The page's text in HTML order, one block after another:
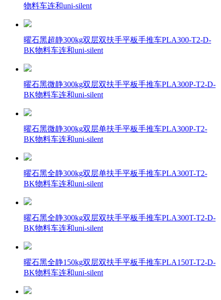
物料车连和uni-silent
曜石黑超静300kg双层双扶手平板手推车PLA300-T2-D-
BK物料车连和uni-silent
曜石黑微静300kg双层双扶手平板手推车PLA300P-T2-D-
BK物料车连和uni-silent
曜石黑微静300kg双层单扶手平板手推车PLA300P-T2-
BK物料车连和uni-silent
曜石黑全静300kg双层单扶手平板手推车PLA300T-T2-
BK物料车连和uni-silent
曜石黑全静300kg双层双扶手平板手推车PLA300T-T2-D-
BK物料车连和uni-silent
曜石黑全静150kg双层双扶手平板手推车PLA150T-T2-D-
BK物料车连和uni-silent